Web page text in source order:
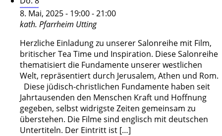
8. Mai, 2025 - 19:00-21:00
kath. Pfarrheim Utting
Herzliche Einladung zu unserer Salonreihe mit Film,
britischer Tea Time und Inspiration. Diese Salonreihe
thematisiert die Fundamente unserer westlichen
Welt, repräsentiert durch Jerusalem, Athen und Rom.
Diese jüdisch-christlichen Fundamente haben seit
Jahrtausenden den Menschen Kraft und Hoffnung
gegeben, selbst widrigste Zeiten gemeinsam zu
überstehen. Die Filme sind englisch mit deutschen
Untertiteln. Der Eintritt ist […]